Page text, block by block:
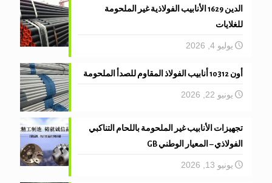
الدين 1629 الأنابيب الفولاذية غير الملحومة
للغلايات
يوليو 4, 2026
أون 10312 أنابيب الفولاذ المقاوم للصدأ الملحومة
يونيو 22, 2026
تجهيزات الأنابيب غير الملحومة باللحام التناكبي
الفولاذي – المعيار الوطني GB
يونيو 13, 2026